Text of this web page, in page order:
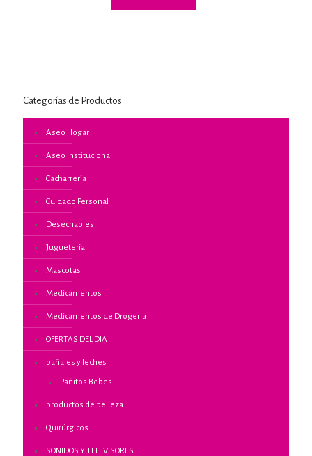
Categorías de Productos
Aseo Hogar
Aseo Institucional
Cacharrería
Cuidado Personal
Desechables
Juguetería
Mascotas
Medicamentos
Medicamentos de Drogeria
OFERTAS DEL DIA
pañales y leches
Pañitos Bebes
productos de belleza
Quirúrgicos
SONIDOS Y TELEVISORES